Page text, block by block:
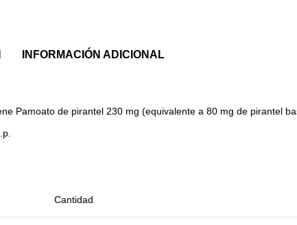
INFORMACIÓN ADICIONAL
Pamoato de pirantel 230 mg (equivalente a 80 mg de pirantel
Cantidad